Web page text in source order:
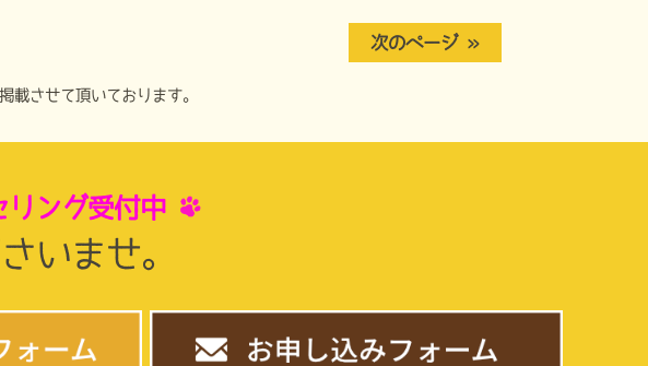
次のページ »
載させて頂いております。
リング受付中
いませ。